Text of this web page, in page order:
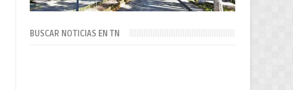
BUSCAR NOTICIAS EN TN